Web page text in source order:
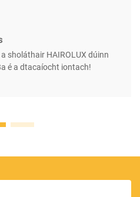
sholáthair HAIROLUX dúinn
é a dtacaíocht iontach!